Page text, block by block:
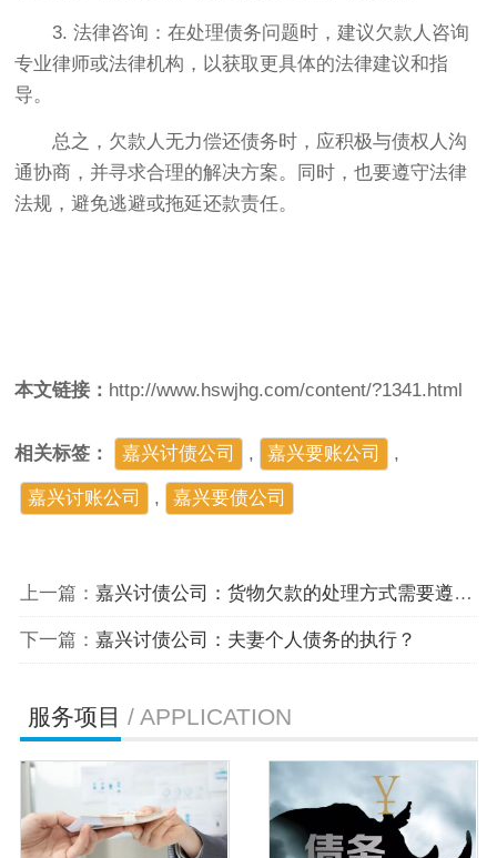
3. 法律咨询：在处理债务问题时，建议欠款人咨询
专业律师或法律机构，以获取更具体的法律建议和指
导。
总之，欠款人无力偿还债务时，应积极与债权人沟
通协商，并寻求合理的解决方案。同时，也要遵守法律
法规，避免逃避或拖延还款责任。
本文链接： http://www.hswjhg.com/content/?1341.html
相关标签： 嘉兴讨债公司 , 嘉兴要账公司 ,
嘉兴讨账公司 , 嘉兴要债公司
上一篇： 嘉兴讨债公司：货物欠款的处理方式需要遵循一定的法律程序和策略
下一篇： 嘉兴讨债公司：夫妻个人债务的执行？
服务项目 / APPLICATION